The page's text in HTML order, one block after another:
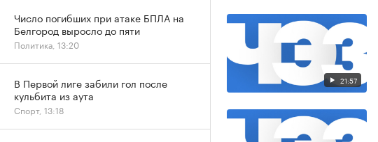
21:57
Число погибших при атаке БПЛА на
Белгород выросло до пяти
Политика, 13:20
В Первой лиге забили гол после
кульбита из аута
Спорт, 13:18